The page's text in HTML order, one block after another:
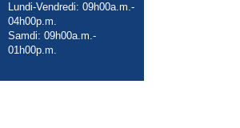
Lundi-Vendredi: 09h00a.m.-
04h00p.m.
Samdi: 09h00a.m.-
01h00p.m.